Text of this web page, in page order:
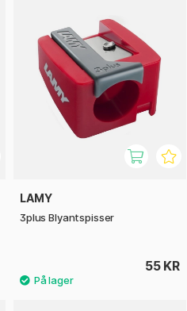
LAMY
3plus Blyantspisser
55 KR